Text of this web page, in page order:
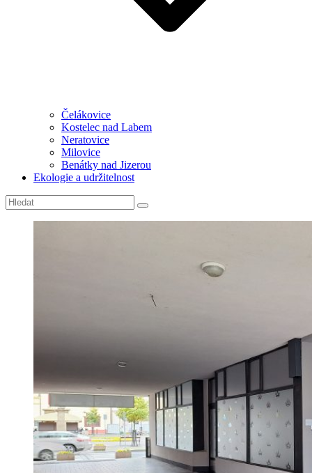
Čelákovice
Kostelec nad Labem
Neratovice
Milovice
Benátky nad Jizerou
Ekologie a udržitelnost